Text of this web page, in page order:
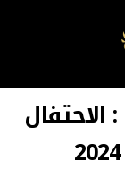
تيشيرت اليوم الوطني 94 : الاحتفال